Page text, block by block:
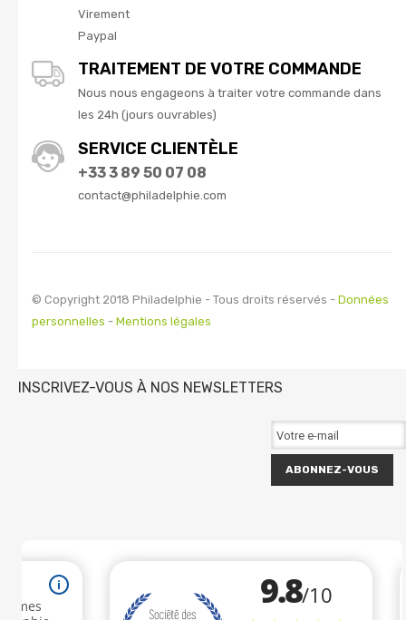
Virement
Paypal
TRAITEMENT DE VOTRE COMMANDE
Nous nous engageons à traiter votre commande dans
les 24h (jours ouvrables)
SERVICE CLIENTÈLE
+33 3 89 50 07 08
contact@philadelphie.com
© Copyright 2018 Philadelphie - Tous droits réservés - Données
personnelles - Mentions légales
INSCRIVEZ-VOUS À NOS NEWSLETTERS
ABONNEZ-VOUS